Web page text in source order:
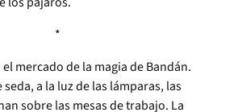
*
mercado de la magia de Bandán.
seda, a la luz de las lámparas, las
sobre las mesas de trabajo. La